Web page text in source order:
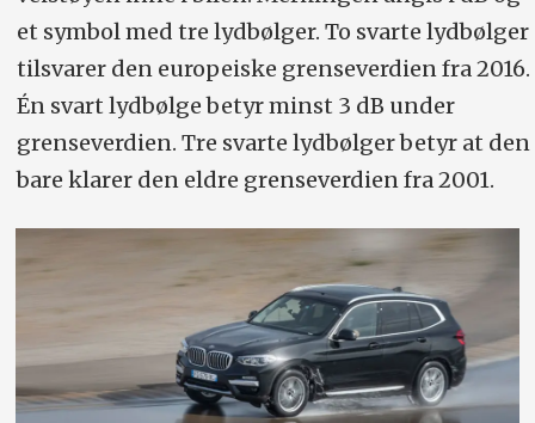
et symbol med tre lydbølger. To svarte lydbølger
tilsvarer den europeiske grenseverdien fra 2016.
Én svart lydbølge betyr minst 3 dB under
grenseverdien. Tre svarte lydbølger betyr at den
bare klarer den eldre grenseverdien fra 2001.